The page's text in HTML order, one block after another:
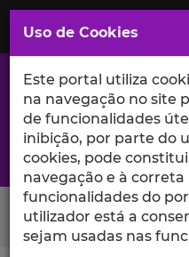
Saltar
para
Conteúdo
Principal
A excelência da
Search Button
Uso de Cookies
Este portal utiliza
na navegação no site
de funcionalidades
inibição, por parte do
cookies, pode
navegação e à
funcionalidades do
utilizador está a
sejam usadas nas